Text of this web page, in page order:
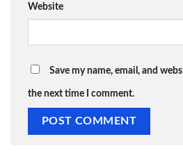
Website
Save my name, email, and
the next time I comment.